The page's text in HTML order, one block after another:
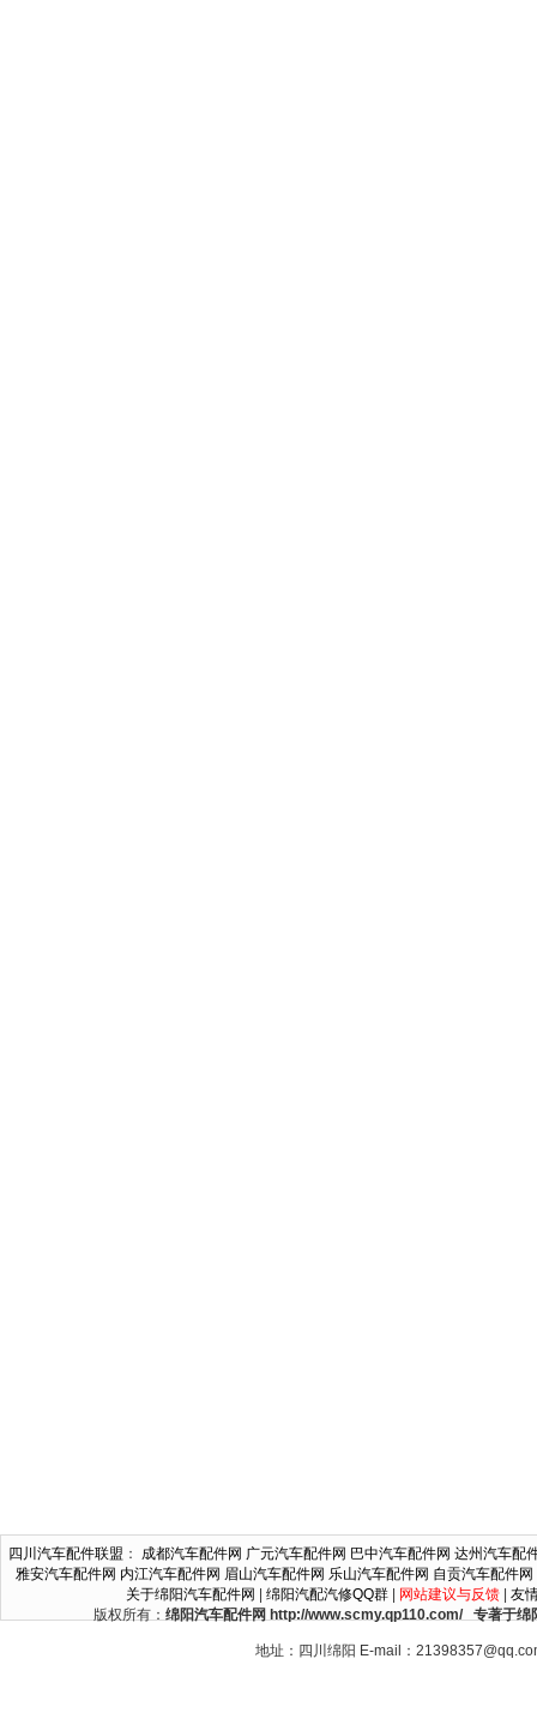
四川汽车配件联盟 ： 成都汽车配件网 广元汽车配件网 巴中汽车配件网 达州汽车配
雅安汽车配件网 内江汽车配件网 眉山汽车配件网 乐山汽车配件网 自贡汽车配件网
关于绵阳汽车配件网
绵阳汽配汽修QQ群| 网站建议与反馈| 友
版权所有： 绵阳汽车配件网 http://www.scmy.qp110.com/ 专著于绵
地址：四川绵阳 E-mail：